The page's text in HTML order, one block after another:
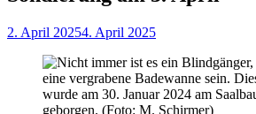
2. April 20254. April 2025